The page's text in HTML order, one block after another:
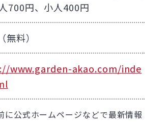
700円、小人400円
無料）
www.garden-akao.com/inde
公式ホームページなどで最新情報